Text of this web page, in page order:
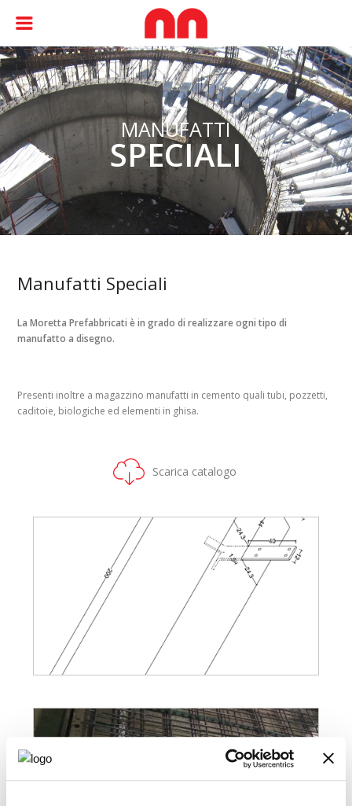
MANUFATTI
SPECIALI
Manufatti Speciali
La Moretta Prefabbricati è in grado di realizzare ogni tipo di
manufatto a disegno.
Presenti inoltre a magazzino manufatti in cemento quali tubi, pozzetti,
caditoie, biologiche ed elementi in ghisa.
Scarica catalogo